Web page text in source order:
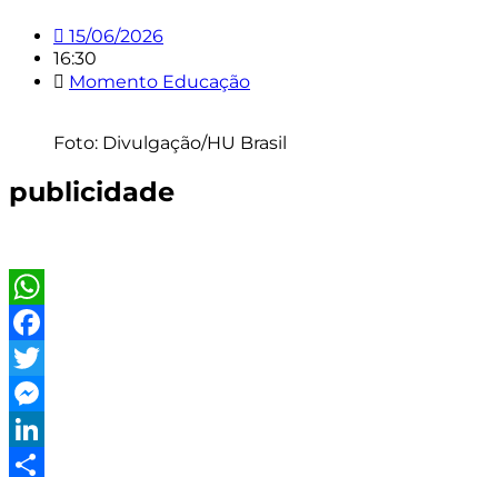
15/06/2026
16:30
Momento Educação
Foto: Divulgação/HU Brasil
publicidade
WhatsApp
Facebook
Twitter
Messenger
LinkedIn